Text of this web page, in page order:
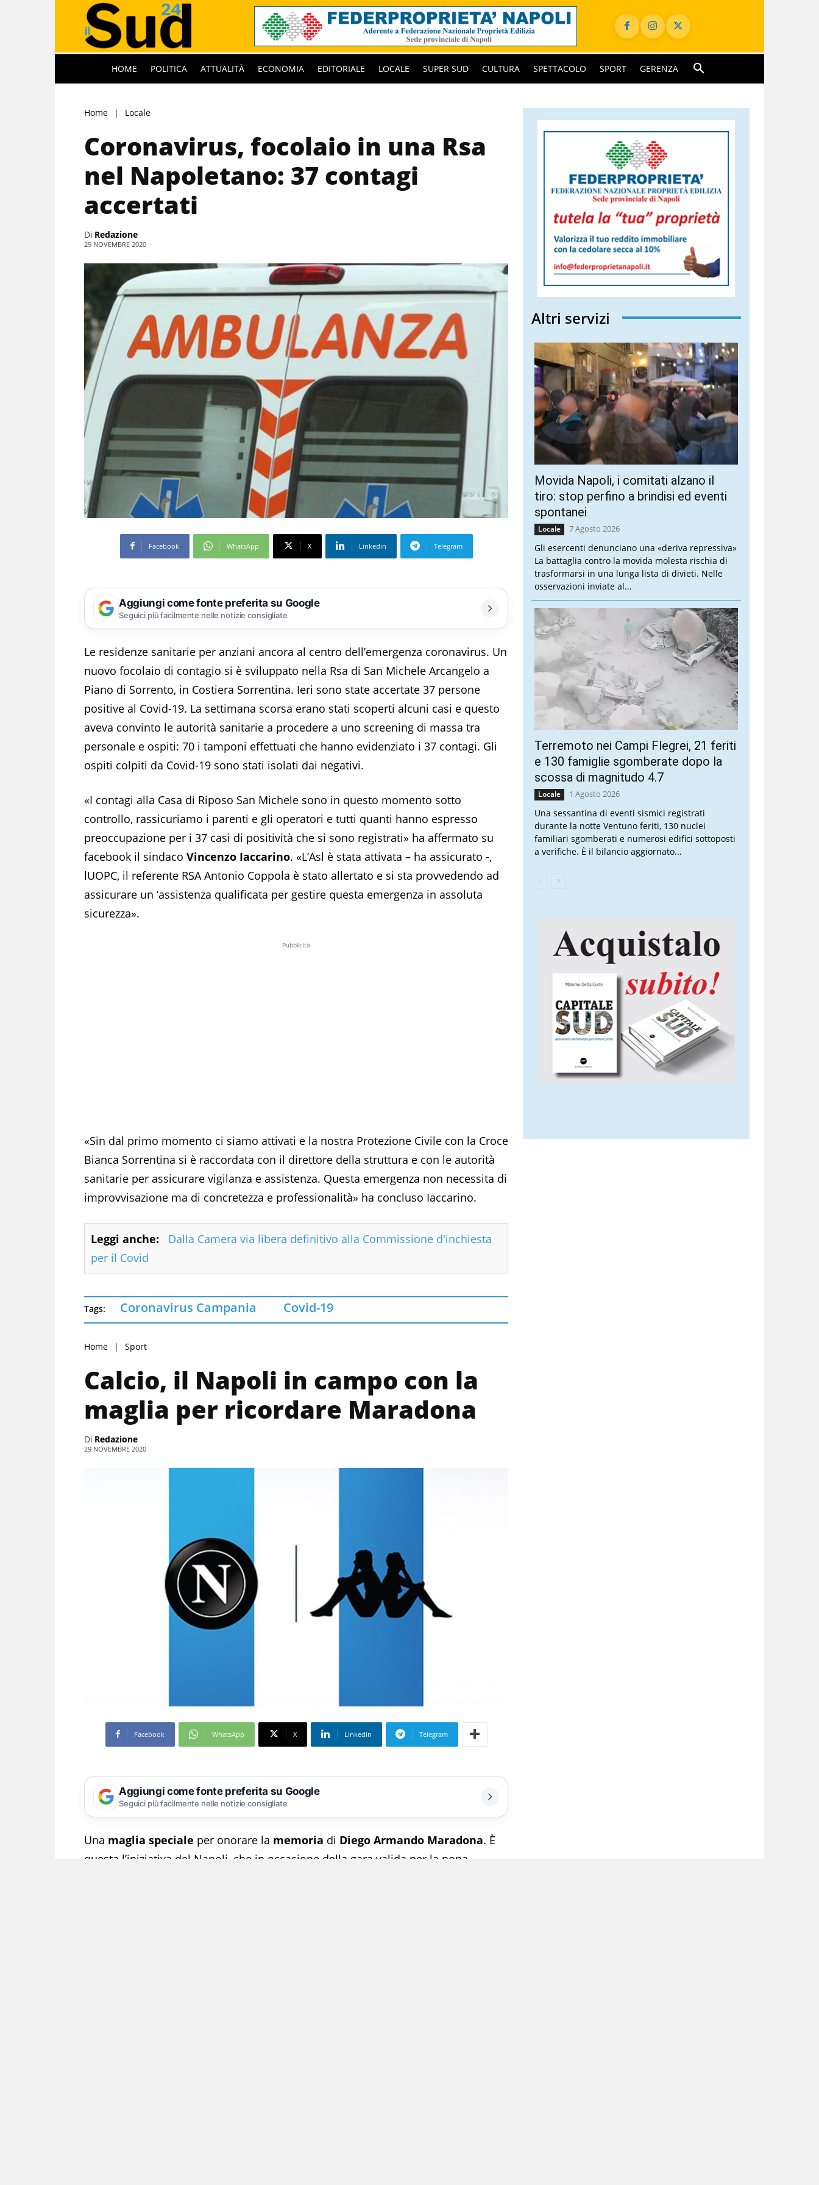
HOME POLITICA ATTUALITÀ ECONOMIA EDITORIALE LOCALE SUPER SUD CULTURA SPETTACOLO SPORT GERENZA
Home Locale
Coronavirus, focolaio in una Rsa
nel Napoletano: 37 contagi
accertati
Di Redazione
29 NOVEMBRE 2020
Facebook WhatsApp X Linkedin Telegram
Aggiungi come fonte preferita su Google
Seguici più facilmente nelle notizie consigliate
Le residenze sanitarie per anziani ancora al centro dell’emergenza coronavirus. Un
nuovo focolaio di contagio si è sviluppato nella Rsa di San Michele Arcangelo a
Piano di Sorrento, in Costiera Sorrentina. Ieri sono state accertate 37 persone
positive al Covid-19. La settimana scorsa erano stati scoperti alcuni casi e questo
aveva convinto le autorità sanitarie a procedere a uno screening di massa tra
personale e ospiti: 70 i tamponi effettuati che hanno evidenziato i 37 contagi. Gli
ospiti colpiti da Covid-19 sono stati isolati dai negativi.
«I contagi alla Casa di Riposo San Michele sono in questo momento sotto
controllo, rassicuriamo i parenti e gli operatori e tutti quanti hanno espresso
preoccupazione per i 37 casi di positività che si sono registrati» ha affermato su
facebook il sindaco Vincenzo Iaccarino. «L’Asl è stata attivata – ha assicurato -,
lUOPC, il referente RSA Antonio Coppola è stato allertato e si sta provvedendo ad
assicurare un ‘assistenza qualificata per gestire questa emergenza in assoluta
sicurezza».
Pubblicità
«Sin dal primo momento ci siamo attivati e la nostra Protezione Civile con la Croce
Bianca Sorrentina si è raccordata con il direttore della struttura e con le autorità
sanitarie per assicurare vigilanza e assistenza. Questa emergenza non necessita di
improvvisazione ma di concretezza e professionalità» ha concluso Iaccarino.
Leggi anche:
Dalla Camera via libera definitivo alla Commissione d'inchiesta
per il Covid
Tags: Coronavirus Campania Covid-19
Home Sport
Calcio, il Napoli in campo con la
maglia per ricordare Maradona
Di Redazione
29 NOVEMBRE 2020
Facebook WhatsApp X Linkedin Telegram
Aggiungi come fonte preferita su Google
Seguici più facilmente nelle notizie consigliate
Una maglia speciale per onorare la memoria di Diego Armando Maradona. È
questa l’iniziativa del Napoli, che in occasione della gara valida per la nona
Altri servizi
Movida Napoli, i comitati alzano il
tiro: stop perfino a brindisi ed eventi
spontanei
Locale 7 Agosto 2026
Gli esercenti denunciano una «deriva repressiva»
La battaglia contro la movida molesta rischia di
trasformarsi in una lunga lista di divieti. Nelle
osservazioni inviate al...
Terremoto nei Campi Flegrei, 21 feriti
e 130 famiglie sgomberate dopo la
scossa di magnitudo 4.7
Locale 1 Agosto 2026
Una sessantina di eventi sismici registrati
durante la notte Ventuno feriti, 130 nuclei
familiari sgomberati e numerosi edifici sottoposti
a verifiche. È il bilancio aggiornato...